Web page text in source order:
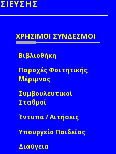
ΧΡΗΣΙΜΟΙ ΣΥΝΔΕΣΜΟΙ
Βιβλιοθήκη
Παροχές Φοιτητικής
Μέριμνας
Συμβουλευτικοί
Σταθμοί
Έντυπα / Αιτήσεις
Υπουργείο Παιδείας
Διαύγεια